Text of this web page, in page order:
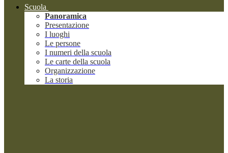
Scuola
Panoramica
Presentazione
I luoghi
Le persone
I numeri della scuola
Le carte della scuola
Organizzazione
La storia